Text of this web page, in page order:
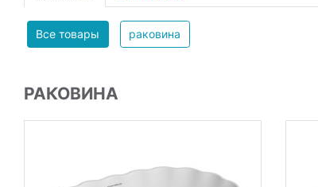
Все товары раковина
РАКОВИНА